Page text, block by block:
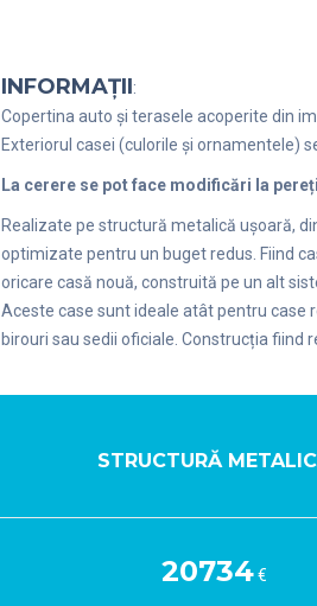
INFORMAȚII:
Copertina auto și terasele acoperite din
Exteriorul casei (culorile și ornamentele)
La cerere se pot face modificări la
Realizate pe structură metalică ușoară,
optimizate pentru un buget redus. Fiind
oricare casă nouă, construită pe un alt
Aceste case sunt ideale atât pentru case
birouri sau sedii oficiale. Construcția fiind
STRUCTURĂ
20734€